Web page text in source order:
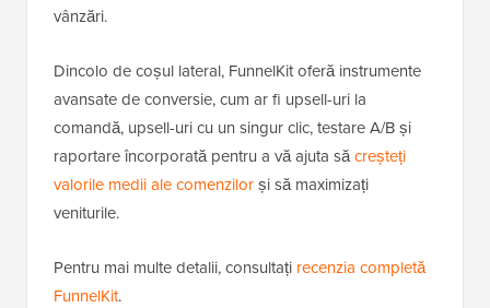
vânzări.
Dincolo de coșul lateral, FunnelKit oferă instrumente
avansate de conversie, cum ar fi upsell-uri la
comandă, upsell-uri cu un singur clic, testare A/B și
raportare încorporată pentru a vă ajuta săcreșteți
valorile medii ale comenzilorși să maximizați
veniturile.
Pentru mai multe detalii, consultați recenzia completă
FunnelKit.